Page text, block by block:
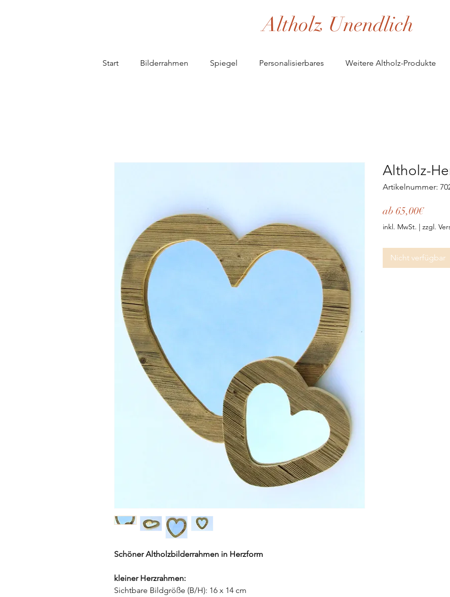
Altholz Unendlich
Start Bilderrahmen Spiegel Personalisierbares Weitere Altholz-Produkte
Schöner Altholzbilderrahmen in Herzform
kleiner Herzrahmen:
Sichtbare Bildgröße (B/H): 16 x 14 cm
Altholz-
Artikelnummer:
ab 65,00€Sale-
Preis
inkl. MwSt. | zzgl.
Nicht verfügbar